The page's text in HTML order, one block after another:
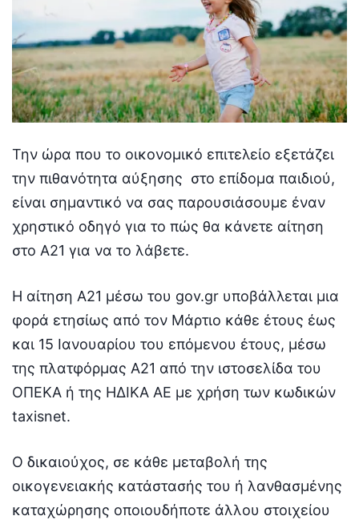
Την ώρα που το οικονομικό επιτελείο εξετάζει
την πιθανότητα αύξησης στο επίδομα παιδιού,
είναι σημαντικό να σας παρουσιάσουμε έναν
χρηστικό οδηγό για το πώς θα κάνετε αίτηση
στο Α21 για να το λάβετε.
H αίτηση Α21 μέσω του gov.gr υποβάλλεται μια
φορά ετησίως από τον Μάρτιο κάθε έτους έως
και 15 Ιανουαρίου του επόμενου έτους, μέσω
της πλατφόρμας Α21 από την ιστοσελίδα του
ΟΠΕΚΑ ή της ΗΔΙΚΑ ΑΕ με χρήση των κωδικών
taxisnet.
Ο δικαιούχος, σε κάθε μεταβολή της
οικογενειακής κατάστασής του ή λανθασμένης
καταχώρησης οποιουδήποτε άλλου στοιχείου